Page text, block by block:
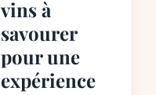
vins à
savourer
pour une
expérience